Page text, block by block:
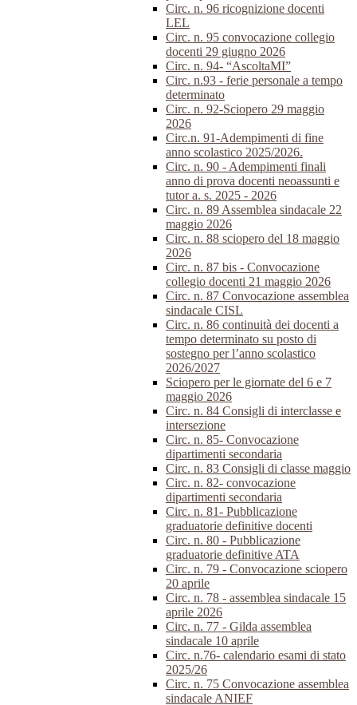
Circ. n. 96 ricognizione docenti
LEL
Circ. n. 95 convocazione collegio
docenti 29 giugno 2026
Circ. n. 94- “AscoltaMI”
Circ. n.93 - ferie personale a tempo
determinato
Circ. n. 92-Sciopero 29 maggio
2026
Circ.n. 91-Adempimenti di fine
anno scolastico 2025/2026.
Circ. n. 90 - Adempimenti finali
anno di prova docenti neoassunti e
tutor a. s. 2025 - 2026
Circ. n. 89 Assemblea sindacale 22
maggio 2026
Circ. n. 88 sciopero del 18 maggio
2026
Circ. n. 87 bis - Convocazione
collegio docenti 21 maggio 2026
Circ. n. 87 Convocazione assemblea
sindacale CISL
Circ. n. 86 continuità dei docenti a
tempo determinato su posto di
sostegno per l’anno scolastico
2026/2027
Sciopero per le giornate del 6 e 7
maggio 2026
Circ. n. 84 Consigli di interclasse e
intersezione
Circ. n. 85- Convocazione
dipartimenti secondaria
Circ. n. 83 Consigli di classe maggio
Circ. n. 82- convocazione
dipartimenti secondaria
Circ. n. 81- Pubblicazione
graduatorie definitive docenti
Circ. n. 80 - Pubblicazione
graduatorie definitive ATA
Circ. n. 79 - Convocazione sciopero
20 aprile
Circ. n. 78 - assemblea sindacale 15
aprile 2026
Circ. n. 77 - Gilda assemblea
sindacale 10 aprile
Circ. n.76- calendario esami di stato
2025/26
Circ. n. 75 Convocazione assemblea
sindacale ANIEF